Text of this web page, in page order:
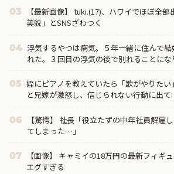
03
【最新画像】 tuki.(17)、ハワイでほぼ全
美貌」とSNSざわつく
04 浮気するやつは病気。５年一緒に住んで
れた。３回目の浮気の後で別れることに
05 姪にピアノを教えていたら「歌がやりたい
と兄嫁が激怒し、信じられない行動に出
06
【驚愕】 社長「役立たずの中年社員解雇
てしまった…」
07
【画像】 キャミイの18万円の最新フィギ
エグすぎる